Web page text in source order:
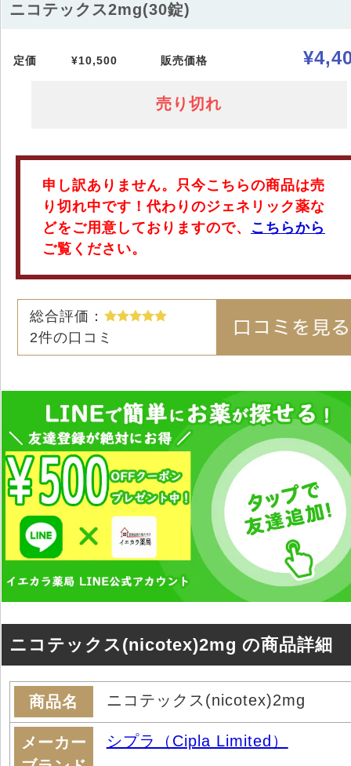
ニコテックス2mg(30錠)
定価 ¥10,500 販売価格
売り切れ
申し訳ありません。只今こちらの商品は売
り切れ中です！代わりのジェネリック薬な
どをご用意しておりますので、 こちらから
ご覧ください。
総合評価：
2件の口コミ
ニコテックス(nicotex)2mg の商品詳細
商品名 ニコテックス(nicotex)2mg
メーカー
シプラ（Cipla Limited）